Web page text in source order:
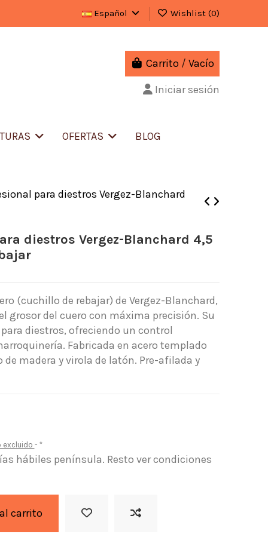
Español Wishlist (0)
Carrito /Vacío
Iniciar sesión
OFERTAS BLOG
para diestros Vergez-Blanchard
diestros Vergez-Blanchard 4,5
(cuchillo de rebajar) de Vergez-Blanchard,
grosor del cuero con máxima precisión. Su
diestros, ofreciendo un control
Fabricada en acero templado
madera y virola de latón. Pre-afilada y
excluido *
hábiles península. Resto ver condiciones
carrito